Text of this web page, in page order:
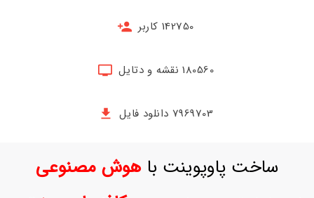
حساب
142750 کاربر
180560 نقشه و دتایل
7969703 دانلود فایل
ساخت پاوپوینت باهوش مصنوعی